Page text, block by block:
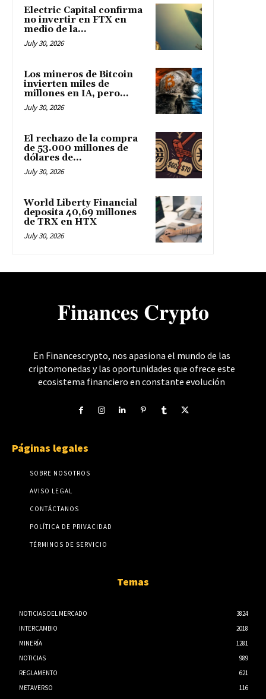
Electric Capital confirma
no invertir en FTX en
medio de la...
July 30, 2026
Los mineros de Bitcoin
invierten miles de
millones en IA, pero...
July 30, 2026
El rechazo de la compra
de 53.000 millones de
dólares de...
July 30, 2026
World Liberty Financial
deposita 40,69 millones
de TRX en HTX
July 30, 2026
𝐅𝐢𝐧𝐚𝐧𝐜𝐞𝐬 𝐂𝐫𝐲𝐩𝐭𝐨
En Financescrypto, nos apasiona el mundo de las
criptomonedas y las oportunidades que ofrece este
ecosistema financiero en constante evolución
Páginas legales
SOBRE NOSOTROS
AVISO LEGAL
CONTÁCTANOS
POLÍTICA DE PRIVACIDAD
TÉRMINOS DE SERVICIO
Temas
NOTICIAS DEL MERCADO
3824
INTERCAMBIO
2018
MINERÍA
1281
NOTICIAS
989
REGLAMENTO
621
METAVERSO
116